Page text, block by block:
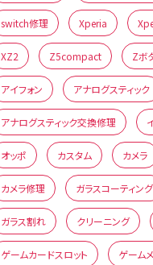
switch修理 Xperia
XZ2 Z5compact Zボ
アイフォン アナログスティック
アナログスティック交換修理
オッポ カスタム カメラ
カメラ修理 ガラスコーティング
ガラス割れ クリーニング
ゲームカードスロット ゲーム